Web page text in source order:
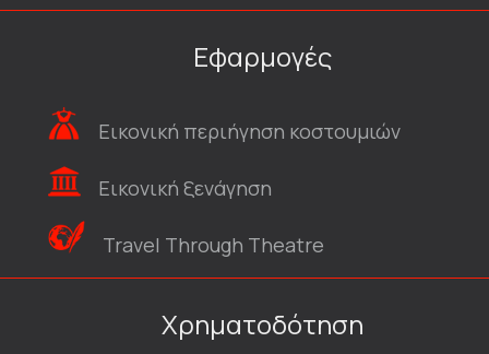
Εφαρμογές
Εικονική περιήγηση κοστουμιών
Εικονική ξενάγηση
Travel Through Theatre
Χρηματοδότηση